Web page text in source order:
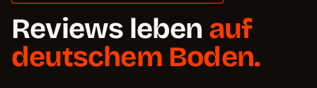
Reviews leben auf
deutschem Boden.